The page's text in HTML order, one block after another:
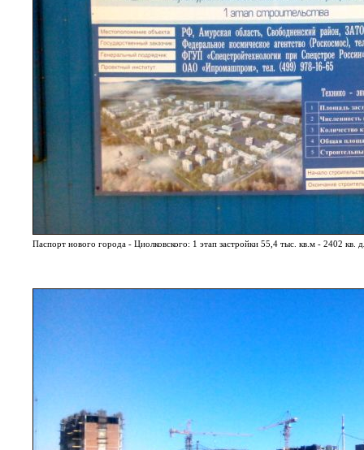
Паспорт нового города - Циолковского: 1 этап застройки 55,4 тыс. кв.м - 2402 кв.